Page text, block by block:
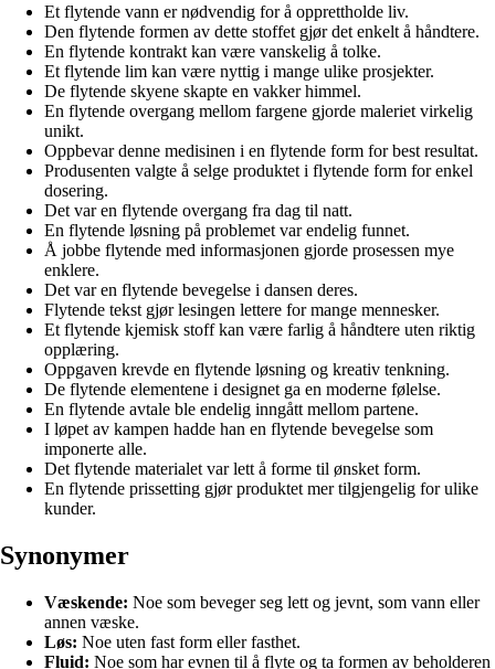
Et flytende vann er nødvendig for å opprettholde liv.
Den flytende formen av dette stoffet gjør det enkelt å håndtere.
En flytende kontrakt kan være vanskelig å tolke.
Et flytende lim kan være nyttig i mange ulike prosjekter.
De flytende skyene skapte en vakker himmel.
En flytende overgang mellom fargene gjorde maleriet virkelig
unikt.
Oppbevar denne medisinen i en flytende form for best resultat.
Produsenten valgte å selge produktet i flytende form for enkel
dosering.
Det var en flytende overgang fra dag til natt.
En flytende løsning på problemet var endelig funnet.
Å jobbe flytende med informasjonen gjorde prosessen mye
enklere.
Det var en flytende bevegelse i dansen deres.
Flytende tekst gjør lesingen lettere for mange mennesker.
Et flytende kjemisk stoff kan være farlig å håndtere uten riktig
opplæring.
Oppgaven krevde en flytende løsning og kreativ tenkning.
De flytende elementene i designet ga en moderne følelse.
En flytende avtale ble endelig inngått mellom partene.
I løpet av kampen hadde han en flytende bevegelse som
imponerte alle.
Det flytende materialet var lett å forme til ønsket form.
En flytende prissetting gjør produktet mer tilgjengelig for ulike
kunder.
Synonymer
Væskende: Noe som beveger seg lett og jevnt, som vann eller
annen væske.
Løs: Noe uten fast form eller fasthet.
Fluid: Noe som har evnen til å flyte og ta formen av beholderen